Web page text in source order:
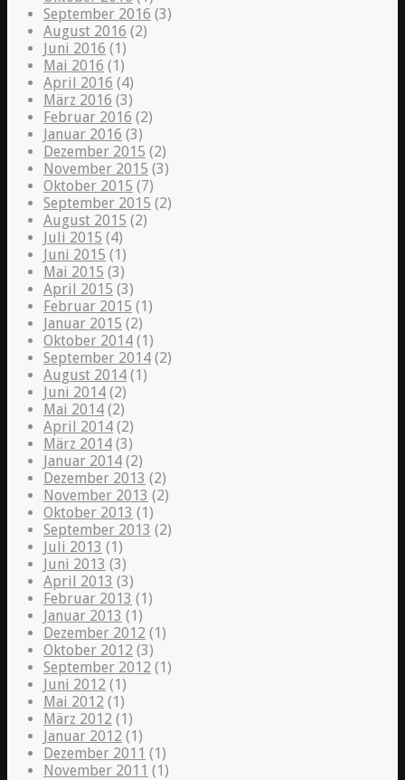
September 2016 (3)
August 2016 (2)
Juni 2016 (1)
Mai 2016 (1)
April 2016 (4)
März 2016 (3)
Februar 2016 (2)
Januar 2016 (3)
Dezember 2015 (2)
November 2015 (3)
Oktober 2015 (7)
September 2015 (2)
August 2015 (2)
Juli 2015 (4)
Juni 2015 (1)
Mai 2015 (3)
April 2015 (3)
Februar 2015 (1)
Januar 2015 (2)
Oktober 2014 (1)
September 2014 (2)
August 2014 (1)
Juni 2014 (2)
Mai 2014 (2)
April 2014 (2)
März 2014 (3)
Januar 2014 (2)
Dezember 2013 (2)
November 2013 (2)
Oktober 2013 (1)
September 2013 (2)
Juli 2013 (1)
Juni 2013 (3)
April 2013 (3)
Februar 2013 (1)
Januar 2013 (1)
Dezember 2012 (1)
Oktober 2012 (3)
September 2012 (1)
Juni 2012 (1)
Mai 2012 (1)
März 2012 (1)
Januar 2012 (1)
Dezember 2011 (1)
November 2011 (1)